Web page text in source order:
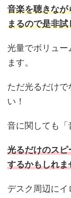
音楽を聴きな
まるので是非
光量でボリュ
ます。
ただ光るだけ
い！
音に関しても「
光るだけのス
するかもしれま
デスク周辺に